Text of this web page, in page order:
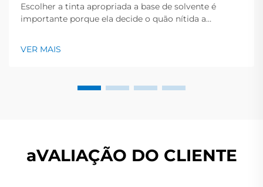
Escolher a tinta apropriada a base de solvente é
importante porque ela decide o quão nítida a
uma visão geral dos principais tipos de tinta, os
VER MAIS
aVALIAÇÃO DO CLIENTE